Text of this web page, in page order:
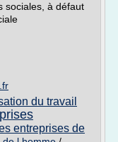
sociales, à défaut
du travail
entreprises de